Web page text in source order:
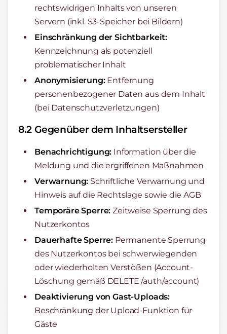
rechtswidrigen Inhalts von unseren
Servern (inkl. S3-Speicher bei Bildern)
Einschränkung der Sichtbarkeit:
Kennzeichnung als potenziell
problematischer Inhalt
Anonymisierung:Entfernung
personenbezogener Daten aus dem Inhalt
(bei Datenschutzverletzungen)
8.2 Gegenüber dem Inhaltsersteller
Benachrichtigung: Information über die
Meldung und die ergriffenen Maßnahmen
Verwarnung: Schriftliche Verwarnung und
Hinweis auf die Rechtslage sowie die AGB
Temporäre Sperre: Zeitweise Sperrung des
Nutzerkontos
Dauerhafte Sperre: Permanente Sperrung
des Nutzerkontos bei schwerwiegenden
oder wiederholten Verstößen (Account-
Löschung gemäß DELETE /auth/account)
Deaktivierung von Gast-Uploads:
Beschränkung der Upload-Funktion für
Gäste